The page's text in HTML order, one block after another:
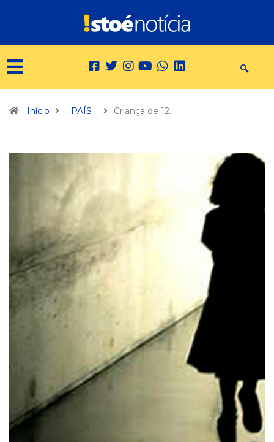
Início PAÍS Criança de 12…